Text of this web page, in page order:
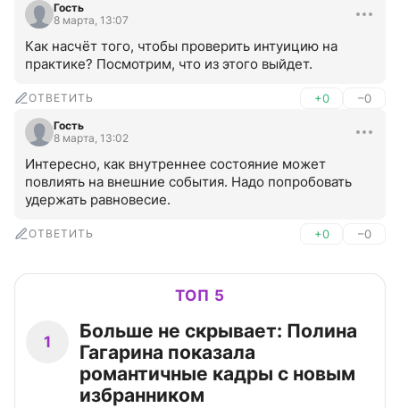
Гость
8 марта, 13:07
Как насчёт того, чтобы проверить интуицию на
практике? Посмотрим, что из этого выйдет.
ОТВЕТИТЬ +0 –0
Гость
8 марта, 13:02
Интересно, как внутреннее состояние может
повлиять на внешние события. Надо попробовать
удержать равновесие.
ОТВЕТИТЬ +0 –0
ТОП 5
1
Больше не скрывает: Полина
Гагарина показала
романтичные кадры с новым
избранником